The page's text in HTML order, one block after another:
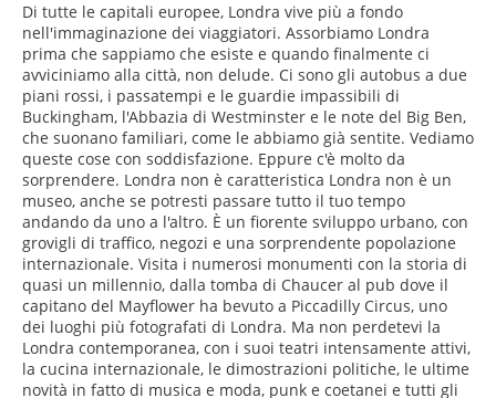
Di tutte le capitali europee, Londra vive più a fondo
nell'immaginazione dei viaggiatori. Assorbiamo Londra
prima che sappiamo che esiste e quando finalmente ci
avviciniamo alla città, non delude. Ci sono gli autobus a due
piani rossi, i passatempi e le guardie impassibili di
Buckingham, l'Abbazia di Westminster e le note del Big Ben,
che suonano familiari, come le abbiamo già sentite. Vediamo
queste cose con soddisfazione. Eppure c'è molto da
sorprendere. Londra non è caratteristica Londra non è un
museo, anche se potresti passare tutto il tuo tempo
andando da uno a l'altro. È un fiorente sviluppo urbano, con
grovigli di traffico, negozi e una sorprendente popolazione
internazionale. Visita i numerosi monumenti con la storia di
quasi un millennio, dalla tomba di Chaucer al pub dove il
capitano del Mayflower ha bevuto a Piccadilly Circus, uno
dei luoghi più fotografati di Londra. Ma non perdetevi la
Londra contemporanea, con i suoi teatri intensamente attivi,
la cucina internazionale, le dimostrazioni politiche, le ultime
novità in fatto di musica e moda, punk e coetanei e tutti gli